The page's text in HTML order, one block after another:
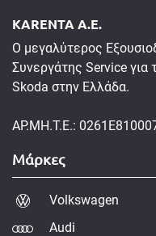
KARENTA A.E.
Ο μεγαλύτερος
Συνεργάτης Service για
Skoda στην Ελλάδα.
ΑΡ.ΜΗ.Τ.Ε.:
Μάρκες
Volkswagen
Audi